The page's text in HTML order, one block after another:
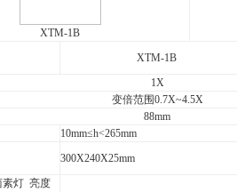
XTM-1B
XTM-1B
1X
变倍范围0.7X~4.5X
88mm
10mm≤h<265mm
300X240X25mm
素灯 亮度